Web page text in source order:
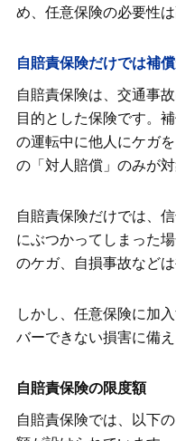
め、任意保険の必要性
自賠責保険だけでは補
自賠責保険は、交通事
目的とした保険です。
の運転中に他人にケガ
の「対人賠償」のみが対
自賠責保険だけでは、
にぶつかってしまった
のケガ、自損事故などは
しかし、任意保険に加
バーできない損害に備え
自賠責保険の限度額
自賠責保険では、以下